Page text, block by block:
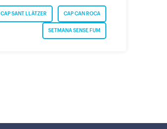
CAP CAN ROCA
CAP SANT LLÀTZER
SETMANA SENSE FUM